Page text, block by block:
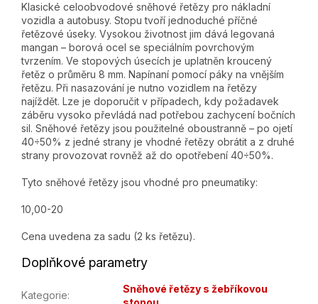
Klasické celoobvodové sněhové řetězy pro nákladní
vozidla a autobusy. Stopu tvoří jednoduché příčné
řetězové úseky. Vysokou životnost jim dává legovaná
mangan – borová ocel se speciálním povrchovým
tvrzením. Ve stopových úsecích je uplatněn kroucený
řetěz o průměru 8 mm. Napínaní pomocí páky na vnějším
řetězu. Při nasazování je nutno vozidlem na řetězy
najíždět. Lze je doporučit v případech, kdy požadavek
záběru vysoko převládá nad potřebou zachycení bočních
sil. Sněhové řetězy jsou použitelné oboustranně – po ojetí
40÷50% z jedné strany je vhodné řetězy obrátit a z druhé
strany provozovat rovněž až do opotřebení 40÷50%.
Tyto sněhové řetězy jsou vhodné pro pneumatiky:
10,00-20
Cena uvedena za sadu (2 ks řetězu).
Doplňkové parametry
Kategorie:
Sněhové řetězy s žebříkovou